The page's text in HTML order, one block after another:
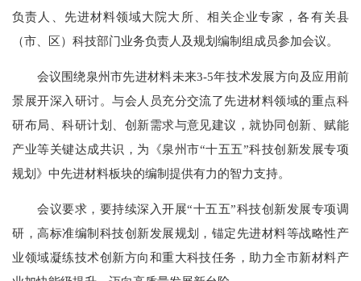
负责人、先进材料领域大院大所、相关企业专家，各有关县
（市、区）科技部门业务负责人及规划编制组成员参加会议。
会议围绕泉州市先进材料未来3-5年技术发展方向及应用前
景展开深入研讨。与会人员充分交流了先进材料领域的重点科
研布局、科研计划、创新需求与意见建议，就协同创新、赋能
产业等关键达成共识，为《泉州市“十五五”科技创新发展专项
规划》中先进材料板块的编制提供有力的智力支持。
会议要求，要持续深入开展“十五五”科技创新发展专项调
研，高标准编制科技创新发展规划，锚定先进材料等战略性产
业领域凝练技术创新方向和重大科技任务，助力全市新材料产